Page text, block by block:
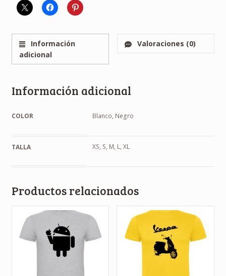
Información
adicional
Valoraciones (0)
Información adicional
COLOR Blanco, Negro
TALLA XS, S, M, L, XL
Productos relacionados